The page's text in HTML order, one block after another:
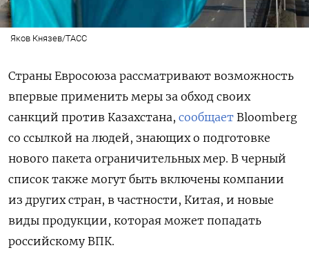
Яков Князев/ТАСС
Страны Евросоюза рассматривают возможность
впервые применить меры за обход своих
санкций против Казахстана, сообщает Bloomberg
со ссылкой на людей, знающих о подготовке
нового пакета ограничительных мер. В черный
список также могут быть включены компании
из других стран, в частности, Китая, и новые
виды продукции, которая может попадать
российскому ВПК.